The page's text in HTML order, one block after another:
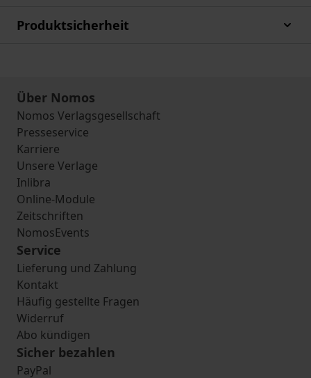
Produktsicherheit
Über Nomos
Nomos Verlagsgesellschaft
Presseservice
Karriere
Unsere Verlage
Inlibra
Online-Module
Zeitschriften
NomosEvents
Service
Lieferung und Zahlung
Kontakt
Häufig gestellte Fragen
Widerruf
Abo kündigen
Sicher bezahlen
PayPal